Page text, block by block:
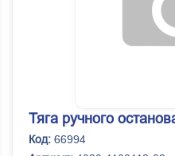
Тяга ручного
Код: 66994